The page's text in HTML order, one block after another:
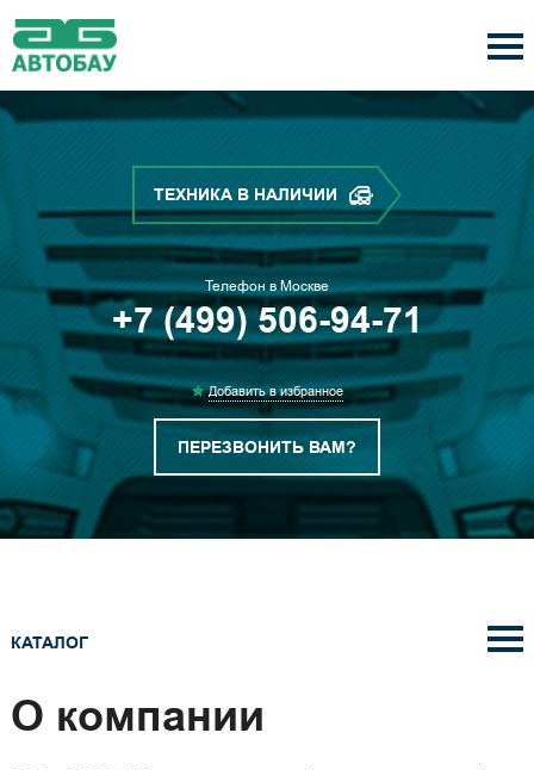
ТЕХНИКА В НАЛИЧИИ
Телефон в Москве
+7 (499) 506-94-71
Добавить в избранное
ПЕРЕЗВОНИТЬ ВАМ?
КАТАЛОГ
О компании